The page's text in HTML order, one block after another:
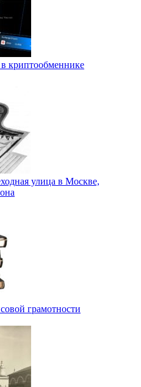
криптообменнике
улица в Москве,
грамотности